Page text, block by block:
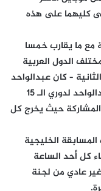
كليهما على هذه
مع ما يقارب خمسا
الدول العربية
الثانية – كان عبدالواحد
واحد منهم – وفي المرحلة الثالثة تأهل عبدالواحد لدوري الـ 15
حيث يخرج كل
الخليجية
كل أحد الساعة
عادي من لجنة